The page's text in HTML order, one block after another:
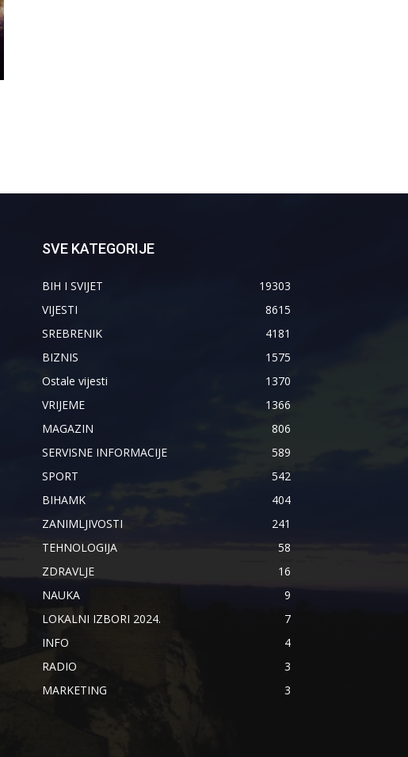
SVE KATEGORIJE
BIH I SVIJET
19303
VIJESTI
8615
SREBRENIK
4181
BIZNIS
1575
Ostale vijesti
1370
VRIJEME
1366
MAGAZIN
806
SERVISNE INFORMACIJE
589
SPORT
542
BIHAMK
404
ZANIMLJIVOSTI
241
TEHNOLOGIJA
58
ZDRAVLJE
16
NAUKA
9
LOKALNI IZBORI 2024.
7
INFO
4
RADIO
3
MARKETING
3